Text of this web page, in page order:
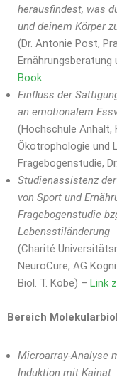
herausfindest, was
und deinem Körper
(Dr. Antonie Post,
Ernährungsberatung
Book
Einfluss der
an emotionalem
(Hochschule Anhalt,
Ökotrophologie und
Fragebogenstudie,
Studienassistenz
von Sport und
Fragebogenstudie
Lebensstiländerung
(Charité
NeuroCure, AG
Biol. T. Köbe) – Link
Bereich
Microarray-Analyse
Induktion mit Kainat